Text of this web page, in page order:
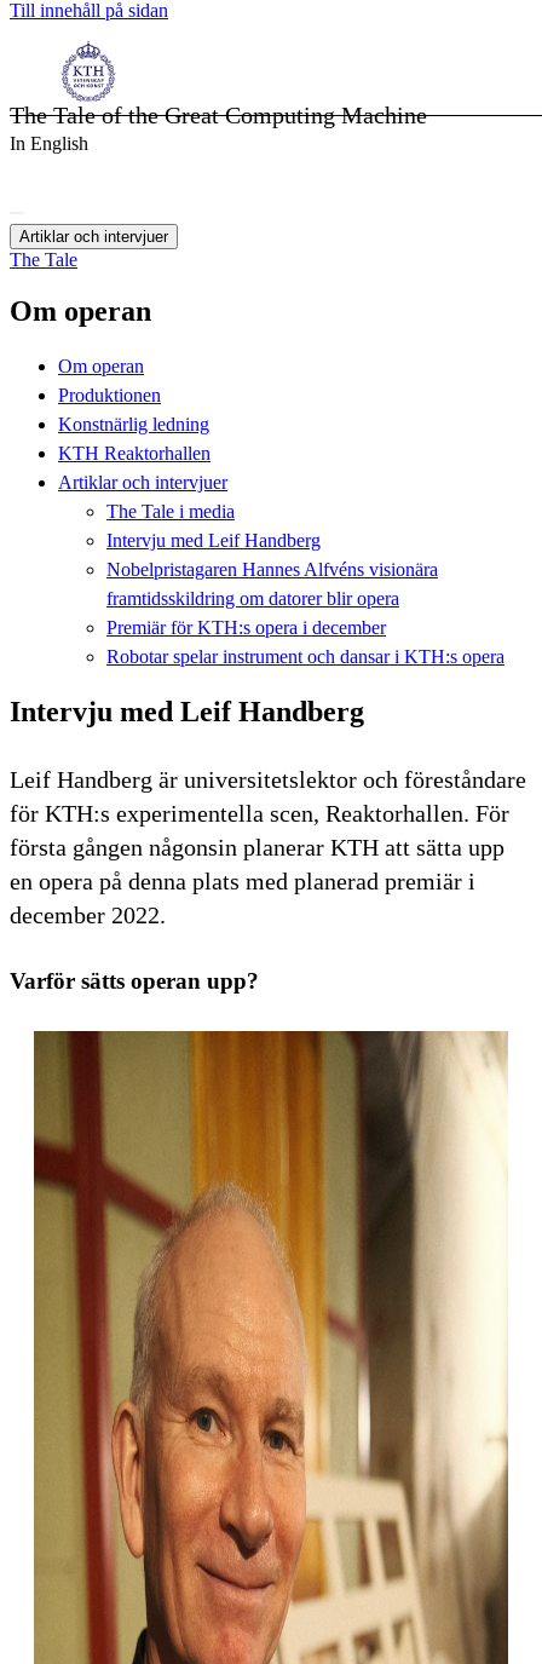
Till innehåll på sidan
The Tale of the Great Computing Machine
In English
Artiklar och intervjuer
The Tale
Om operan
Om operan
Produktionen
Konstnärlig ledning
KTH Reaktorhallen
Artiklar och intervjuer
The Tale i media
Intervju med Leif Handberg
Nobelpristagaren Hannes Alfvéns visionära
framtidsskildring om datorer blir opera
Premiär för KTH:s opera i december
Robotar spelar instrument och dansar i KTH:s opera
Intervju med Leif Handberg
Leif Handberg är universitetslektor och föreståndare
för KTH:s experimentella scen, Reaktorhallen. För
första gången någonsin planerar KTH att sätta upp
en opera på denna plats med planerad premiär i
december 2022.
Varför sätts operan upp?